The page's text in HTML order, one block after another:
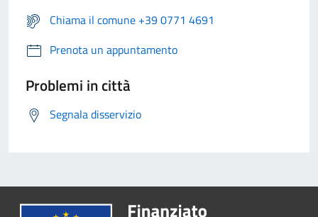
Chiama il comune +39 0771 4691
Prenota un appuntamento
Problemi in città
Segnala disservizio